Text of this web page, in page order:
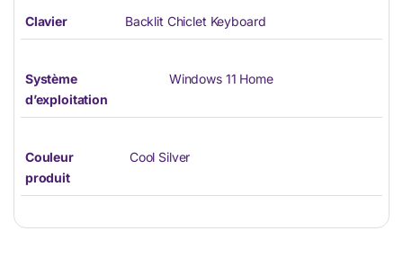
Clavier Backlit Chiclet Keyboard
Système
d’exploitation
Windows 11 Home
Couleur
produit
Cool Silver